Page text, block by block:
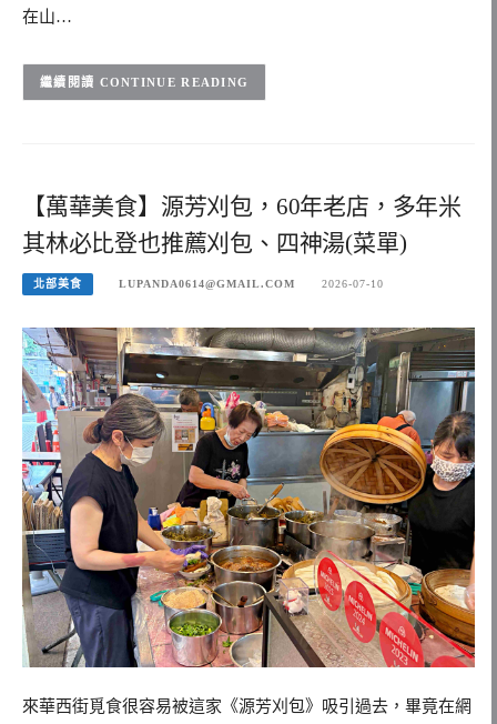
在山…
CONTINUE READING
【萬華美食】源芳刈包，60年老店，多年米
其林必比登也推薦刈包、四神湯(菜單)
北部美食 LUPANDA0614@GMAIL.COM 2026-07-10
來華西街覓食很容易被這家《源芳刈包》吸引過去，畢竟在網